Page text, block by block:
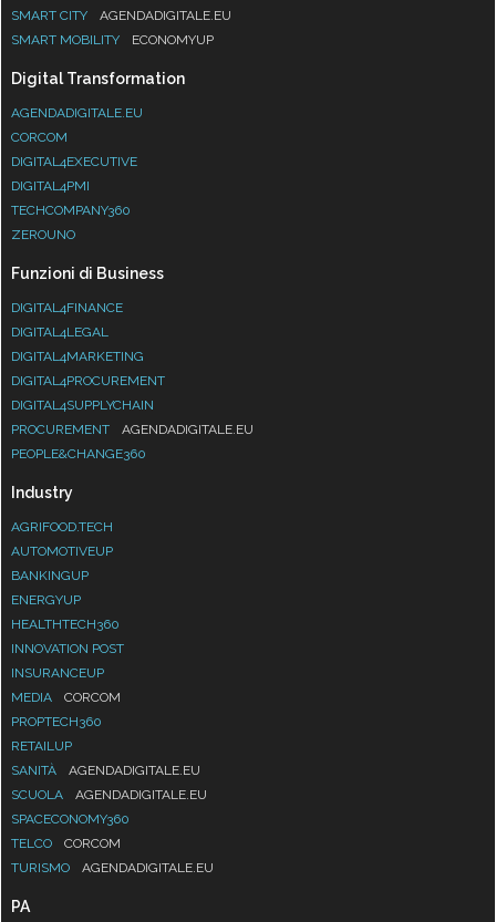
SMART CITY
AGENDADIGITALE.EU
SMART MOBILITY
ECONOMYUP
Digital Transformation
AGENDADIGITALE.EU
CORCOM
DIGITAL4EXECUTIVE
DIGITAL4PMI
TECHCOMPANY360
ZEROUNO
Funzioni di Business
DIGITAL4FINANCE
DIGITAL4LEGAL
DIGITAL4MARKETING
DIGITAL4PROCUREMENT
DIGITAL4SUPPLYCHAIN
PROCUREMENT
AGENDADIGITALE.EU
PEOPLE&CHANGE360
Industry
AGRIFOOD.TECH
AUTOMOTIVEUP
BANKINGUP
ENERGYUP
HEALTHTECH360
INNOVATION POST
INSURANCEUP
MEDIA
CORCOM
PROPTECH360
RETAILUP
SANITÀ
AGENDADIGITALE.EU
SCUOLA
AGENDADIGITALE.EU
SPACECONOMY360
TELCO
CORCOM
TURISMO
AGENDADIGITALE.EU
PA